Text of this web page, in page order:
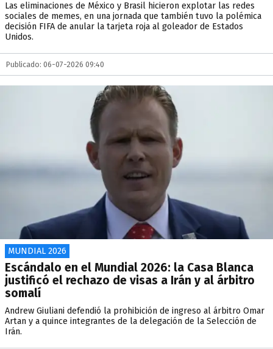
Las eliminaciones de México y Brasil hicieron explotar las redes
sociales de memes, en una jornada que también tuvo la polémica
decisión FIFA de anular la tarjeta roja al goleador de Estados
Unidos.
Publicado: 06-07-2026 09:40
MUNDIAL 2026
Escándalo en el Mundial 2026: la Casa Blanca
justificó el rechazo de visas a Irán y al árbitro
somalí
Andrew Giuliani defendió la prohibición de ingreso al árbitro Omar
Artan y a quince integrantes de la delegación de la Selección de
Irán.